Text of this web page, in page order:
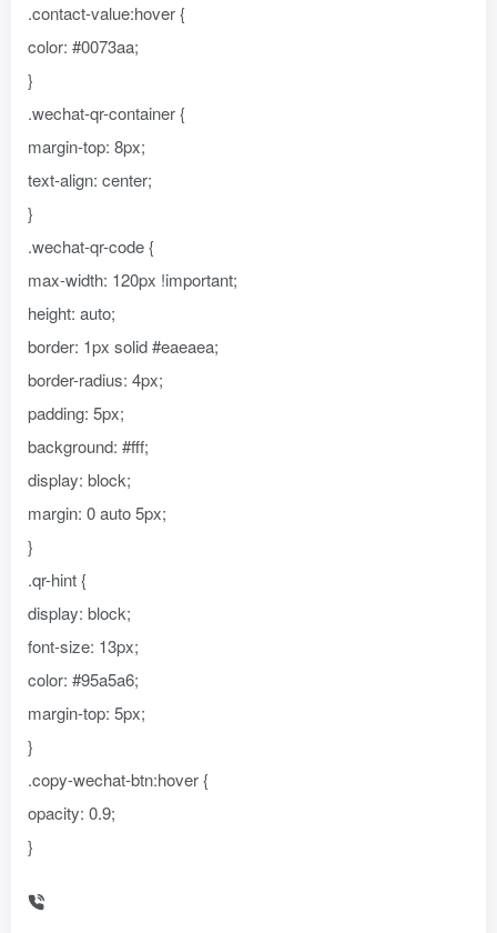
.contact-value:hover {
color: #0073aa;
}
.wechat-qr-container {
margin-top: 8px;
text-align: center;
}
.wechat-qr-code {
max-width: 120px !important;
height: auto;
border: 1px solid #eaeaea;
border-radius: 4px;
padding: 5px;
background: #fff;
display: block;
margin: 0 auto 5px;
}
.qr-hint {
display: block;
font-size: 13px;
color: #95a5a6;
margin-top: 5px;
}
.copy-wechat-btn:hover {
opacity: 0.9;
}